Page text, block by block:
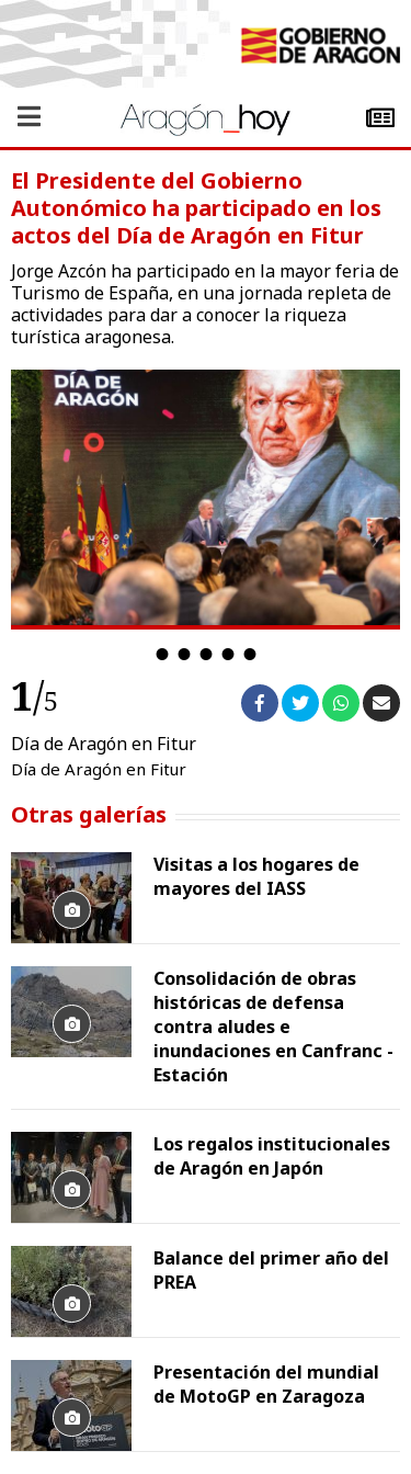
El Presidente del Gobierno
Autonómico ha participado en los
actos del Día de Aragón en Fitur
Jorge Azcón ha participado en la mayor feria de
Turismo de España, en una jornada repleta de
actividades para dar a conocer la riqueza
turística aragonesa.
1/5
Día de Aragón en Fitur
Día de Aragón en Fitur
Otras galerías
Visitas a los hogares de
mayores del IASS
Consolidación de obras
históricas de defensa
contra aludes e
inundaciones en Canfranc -
Estación
Los regalos institucionales
de Aragón en Japón
Balance del primer año del
PREA
Presentación del mundial
de MotoGP en Zaragoza